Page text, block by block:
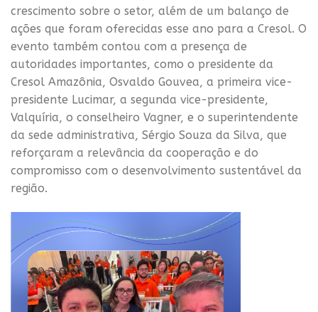
crescimento sobre o setor, além de um balanço de
ações que foram oferecidas esse ano para a Cresol. O
evento também contou com a presença de
autoridades importantes, como o presidente da
Cresol Amazônia, Osvaldo Gouvea, a primeira vice-
presidente Lucimar, a segunda vice-presidente,
Valquíria, o conselheiro Vagner, e o superintendente
da sede administrativa, Sérgio Souza da Silva, que
reforçaram a relevância da cooperação e do
compromisso com o desenvolvimento sustentável da
região.